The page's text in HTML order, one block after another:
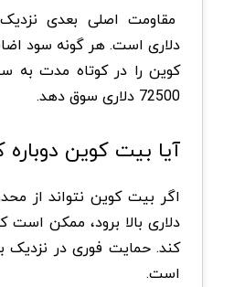
دلاری است. هر گونه سود
کوین را در کوتاه مدت به
72500 دلاری سوق دهد.
آیا بیت کوین
دلاری بالا برود، ممکن است
است.